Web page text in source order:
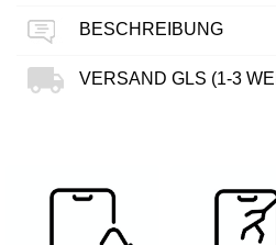
BESCHREIBUNG
VERSAND GLS (1-3